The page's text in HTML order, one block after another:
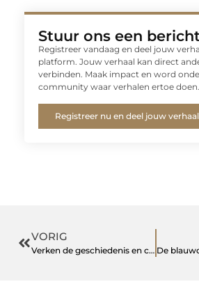
Stuur ons een
Registreer vandaag en deel jouw
platform. Jouw verhaal kan direct
verbinden. Maak impact en word
community waar verhalen ertoe doen.
Registreer nu en deel jouw
VORIG
Verken de geschiedenis en cultuur van begraafplaats in wageningen